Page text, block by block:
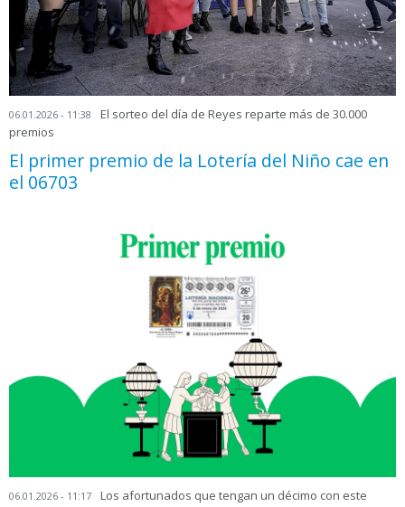
06.01.2026 - 11:38
El sorteo del día de Reyes reparte más de 30.000
premios
El primer premio de la Lotería del Niño cae en
el 06703
06.01.2026 - 11:17
Los afortunados que tengan un décimo con este